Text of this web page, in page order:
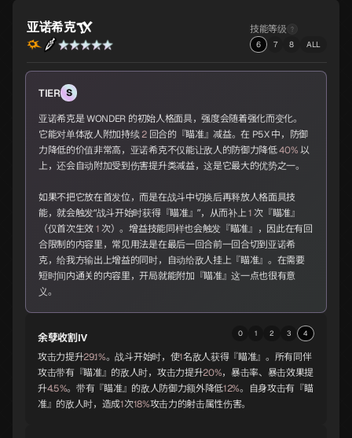
A
黄龙
A
女梦魔 天钿女
A
圣德芬
A
毗湿奴
A
斯尔特
藏王权现
A
婆苏吉
亚诺希克 技能等级
6 7 8 ALL
TIER S
亚诺希克是 WONDER 的初始人格面具，强度会随着强化而变化。
它能对单体敌人附加持续2回合的『瞄准』减益。在 P5X 中，防御
力降低的价值非常高，亚诺希克不仅能让敌人的防御力降低40%以
上，还会自动附加受到伤害提升类减益，这是它最大的优势之一。
如果不把它放在首发位，而是在战斗中切换后再释放人格面具技
能，就会触发“战斗开始时获得『瞄准』”，从而补上1次『瞄准』
（仅首次生效1次）。增益技能同样也会触发『瞄准』，因此在有回
合限制的内容里，常见用法是在最后一回合前一回合切到亚诺希
克，给我方输出上增益的同时，自动给敌人挂上『瞄准』。在需要
短时间内通关的内容里，开局就能附加『瞄准』这一点也很有意
义。
余孽收割Ⅳ 0 1 2 3 4
攻击力提升29.1%。战斗开始时，使1名敌人获得『瞄准』。所有同伴
攻击带有『瞄准』的敌人时，攻击力提升20%，暴击率、暴击效果提
升4.5%。带有『瞄准』的敌人防御力额外降低12%。自身攻击有『瞄
准』的敌人时，造成1次18%攻击力的射击属性伤害。